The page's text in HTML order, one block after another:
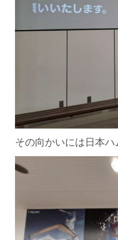
その向かいには日本